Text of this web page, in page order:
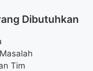
Dibutuhkan
Tim